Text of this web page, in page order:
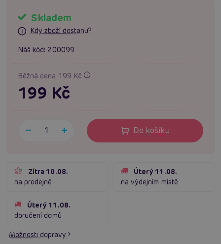
Skladem
Kdy zboží dostanu?
Náš kód: 200099
Běžná cena 199 Kč
199 Kč
Do košíku
Zítra 10.08.
na prodejně
Úterý 11.08.
na výdejním místě
Úterý 11.08.
doručení domů
Možnosti dopravy